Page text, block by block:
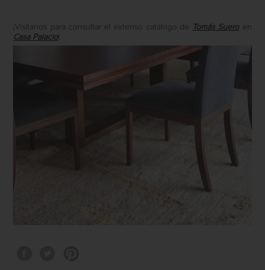
¡Visítanos para consultar el extenso catálogo de Tomás Sueroen
Casa Palacio!